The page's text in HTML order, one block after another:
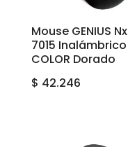
Mouse GENIUS Nx
7015 Inalámbrico
COLOR Dorado
$ 42.246